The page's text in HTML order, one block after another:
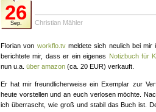
26
Sep. Christian Mähler
Florian von workflo.tvmeldete sich neulich bei mir
berichtete mir, dass er ein eigenes Notizbuch für
nun u.a. über amazon (ca. 20 EUR) verkauft.
Er hat mir freundlicherweise ein Exemplar zur
heute vorstellen und an euch verlosen möchte.
ich überrascht, wie groß und stabil das Buch ist.